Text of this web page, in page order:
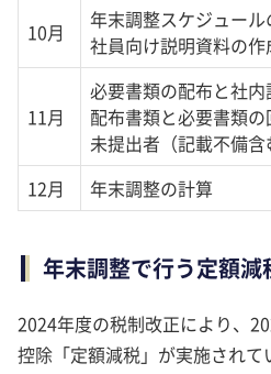
10月
年末調整スケジュール
社員向け説明資料の作
11月
必要書類の配布と社
配布書類と必要書類の
未提出者（記載不備
12月
年末調整の計算
年末調整で行う定額
2024年度の税制改正により、
控除「定額減税」が実施されて